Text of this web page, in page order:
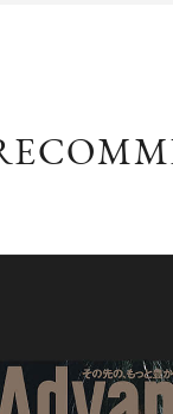
間から解き放たれつつ